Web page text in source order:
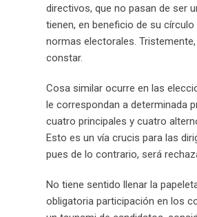
directivos, que no pasan de ser
tienen, en beneficio de su
normas electorales.
constar.
Cosa similar ocurre en las
le correspondan a determinada
cuatro principales y cuatro
Esto es un vía crucis para las
pues de lo contrario, será
No tiene sentido llenar la
obligatoria participación en los